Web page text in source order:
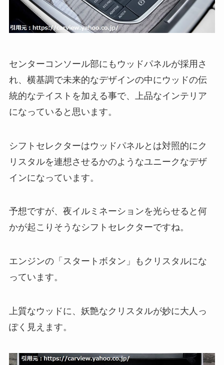
センターコンソール部にもウッドパネルが採用さ
れ、横基調で未来的なデザインの中にウッドの伝
統的なテイストを加える事で、上品なインテリア
になっていると思います。
シフトセレクターはウッドパネルとは対照的にク
リスタルを連想させるかのようなユニークなデザ
インになっています。
予想ですが、夜イルミネーションを光らせると何
かが起こりそうなシフトセレクターですね。
エンジンの「スタートボタン」もクリスタルにな
っています。
上質なウッドに、妖艶なクリスタルが妙に大人っ
ぽく見えます。